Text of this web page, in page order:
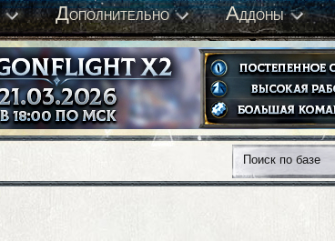
Дополнительно Аддоны